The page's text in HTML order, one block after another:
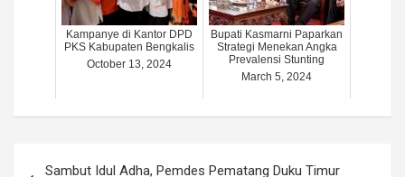
Kampanye di Kantor DPD
PKS Kabupaten Bengkalis
October 13, 2024
Bupati Kasmarni Paparkan
Strategi Menekan Angka
Prevalensi Stunting
March 5, 2024
Sambut Idul Adha, Pemdes Pematang Duku Timur